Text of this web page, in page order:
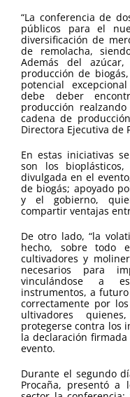
“La conferencia de
públicos para el
diversificación de
de remolacha,
Además del
producción de
potencial
debe deber
producción
cadena de
Directora Ejecutiva de
En estas iniciativas
son los
divulgada en el
de biogás; apoyado
y el gobierno,
compartir ventajas
De otro lado, “la
hecho, sobre todo
cultivadores y
necesarios para
vinculándose a
instrumentos, a
correctamente por
ultivadores
protegerse contra los
la declaración
evento.
Durante el segundo
Procaña, presentó a